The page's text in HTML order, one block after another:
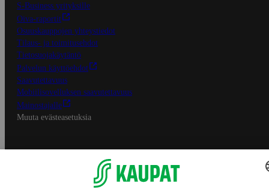
S-Business yrityksille
Oiva-raportit
Osuuskauppojen yhteystiedot
Tilaus- ja toimitusehdot
Tietosuojakäytäntö
Palvelun käyttöehdot
Saavutettavuus
Mobiilisovelluksen saavutettavuus
Mainostajalle
Muuta evästeasetuksia
S-ryhmän palvelut